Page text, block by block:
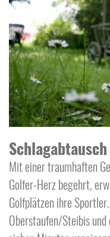
Mit einer traumhaften
Golfer-Herz begehrt,
Golfplätzen ihre
Oberstaufen/Steibis